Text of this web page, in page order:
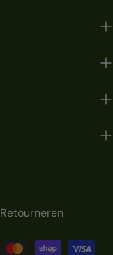
Retourneren